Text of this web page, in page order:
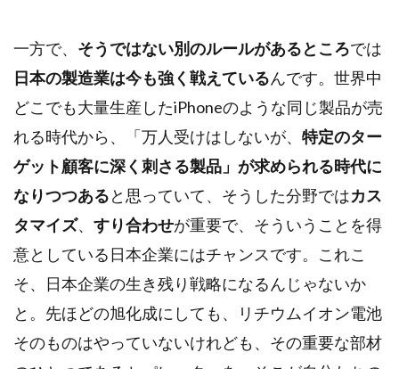
一方で、 そうではない別のルールがあるところでは
日本の製造業は今も強く戦えているんです。世界中
どこでも大量生産したiPhoneのような同じ製品が売
れる時代から、「万人受けはしないが、 特定のター
ゲット顧客に深く刺さる製品」が求められる時代に
なりつつあると思っていて、そうした分野ではカス
タマイズ、 すり合わせが重要で、そういうことを得
意としている日本企業にはチャンスです。これこ
そ、日本企業の生き残り戦略になるんじゃないか
と。先ほどの旭化成にしても、リチウムイオン電池
そのものはやっていないけれども、その重要な部材